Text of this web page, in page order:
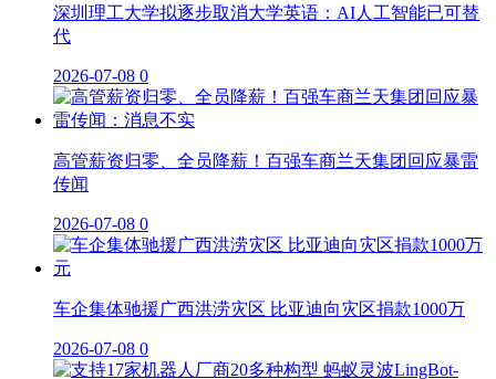
深圳理工大学拟逐步取消大学英语：AI人工智能已可替
代
2026-07-08 0
高管薪资归零、全员降薪！百强车商兰天集团回应暴雷
传闻
2026-07-08 0
车企集体驰援广西洪涝灾区 比亚迪向灾区捐款1000万
2026-07-08 0